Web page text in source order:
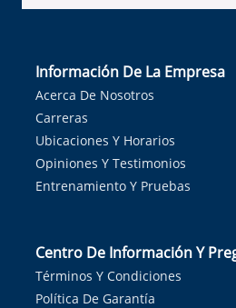
Información De La Empresa
Acerca De Nosotros
Carreras
Ubicaciones Y Horarios
Opiniones Y Testimonios
Entrenamiento Y Pruebas
Centro De Información Y
Términos Y Condiciones
Política De Garantía